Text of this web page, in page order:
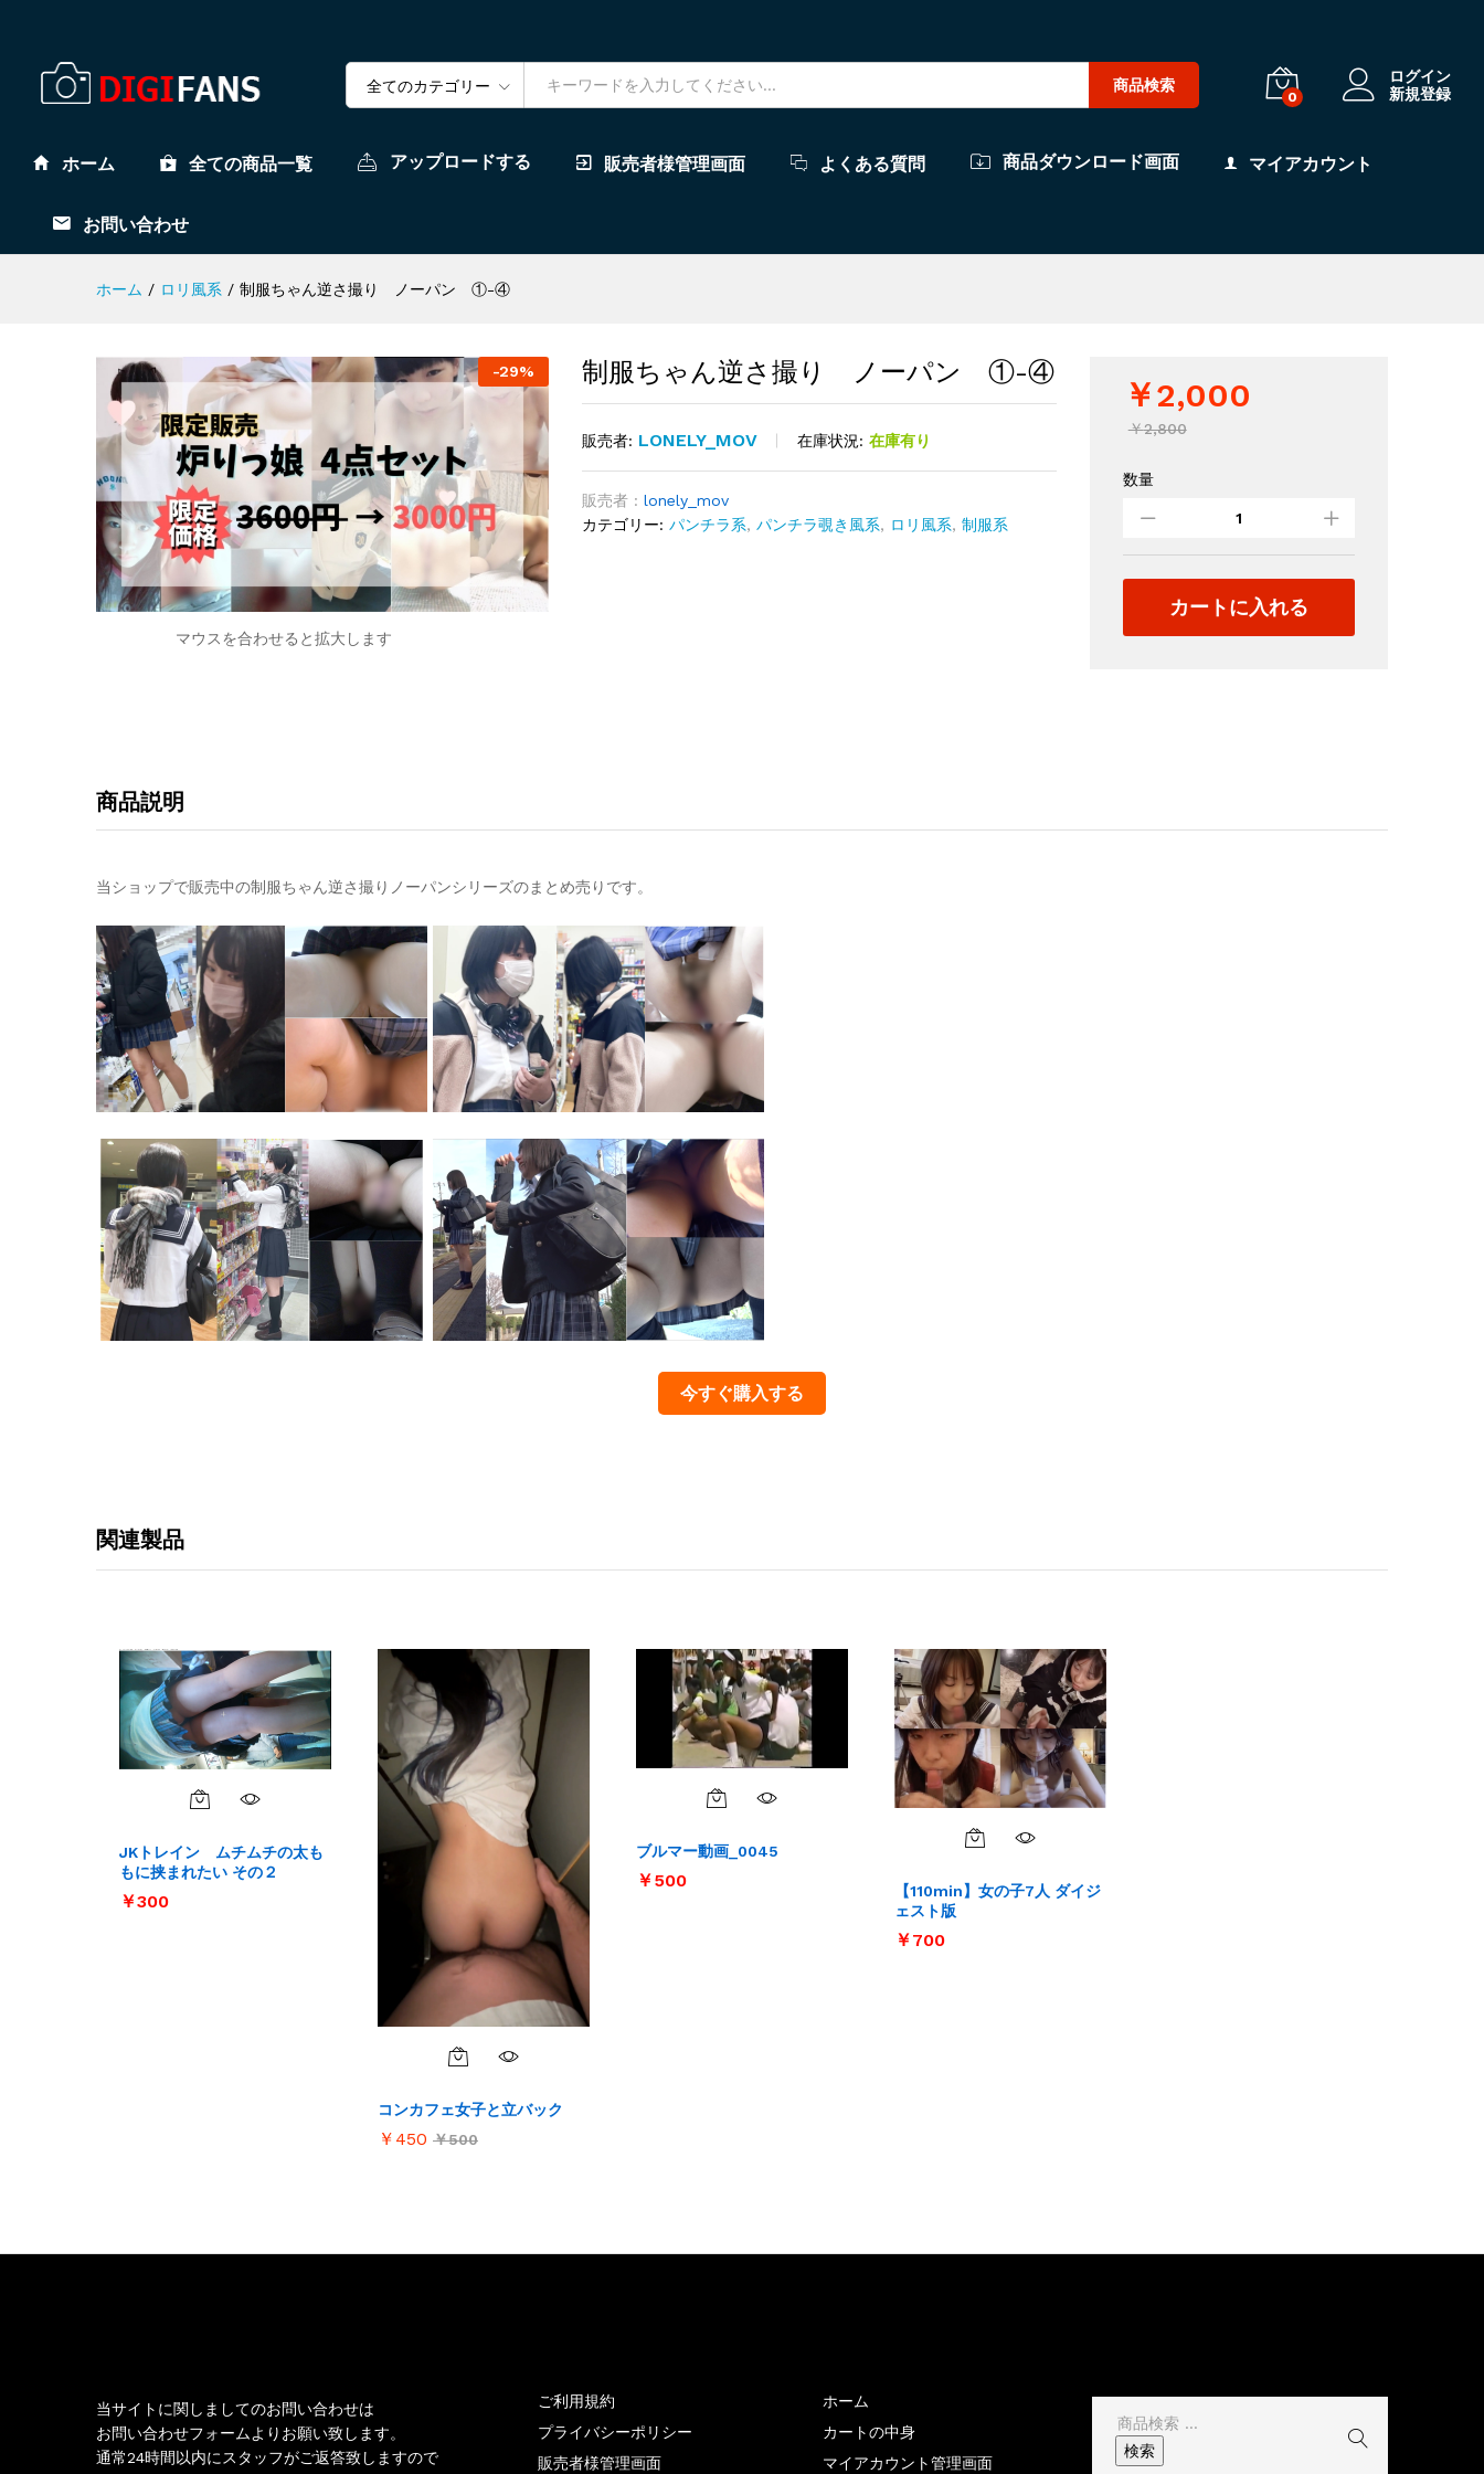
全てのカテゴリー 商品検索
0
ログイン
新規登録
ホーム 全ての商品一覧 アップロードする 販売者様管理画面 よくある質問 商品ダウンロード画面 マイアカウント
お問い合わせ
ホーム / ロリ風系 / 制服ちゃん逆さ撮り ノーパン ①-④
-29%
マウスを合わせると拡大します
制服ちゃん逆さ撮り ノーパン ①-④
販売者: LONELY_MOV 在庫状況: 在庫有り
販売者 : lonely_mov
カテゴリー: パンチラ系, パンチラ覗き風系, ロリ風系, 制服系
￥2,000
￥2,800
制
ゃ
ん
数量
カートに入れる
商品説明
当ショップで販売中の制服ちゃん逆さ撮りノーパンシリーズのまとめ売りです。
今すぐ購入する
関連製品
JKトレイン ムチムチの太も
もに挟まれたい その２
￥300
￥300
コンカフェ女子と立バック
￥ 450 ￥500
￥ 450 ￥500
ブルマー動画_0045
￥500
￥500
【110min】女の子7人 ダイジ
ェスト版
￥700
￥700
当サイトに関しましてのお問い合わせは
お問い合わせフォームよりお願い致します。
通常24時間以内にスタッフがご返答致しますので
ご利用規約
プライバシーポリシー
販売者様管理画面
ホーム
カートの中身
マイアカウント管理画面
検
索
検索